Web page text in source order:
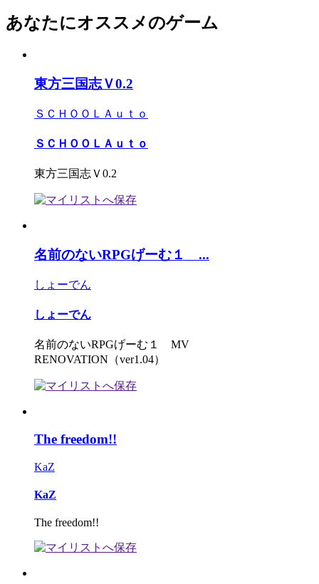
あなたにオススメのゲーム
東方三国志Ｖ0.2
ＳＣＨＯＯＬＡｕｔｏ
ＳＣＨＯＯＬＡｕｔｏ
東方三国志Ｖ0.2
名前のないRPGげーむ１ ...
しょーでん
しょーでん
名前のないRPGげーむ１ MV
RENOVATION（ver1.04）
The freedom!!
KaZ
KaZ
The freedom!!